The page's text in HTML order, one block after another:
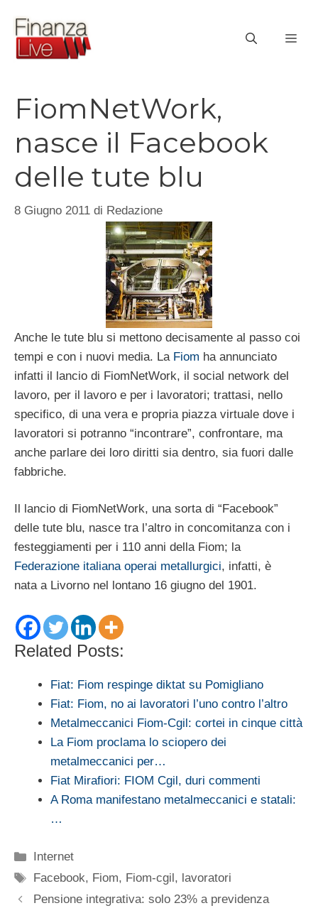
contenuto
FiomNetWork,
nasce il Facebook
delle tute blu
8 Giugno 2011 di Redazione
Anche le tute blu si mettono decisamente al passo coi
tempi e con i nuovi media. La Fiom ha annunciato
infatti il lancio di FiomNetWork, il social network del
lavoro, per il lavoro e per i lavoratori; trattasi, nello
specifico, di una vera e propria piazza virtuale dove i
lavoratori si potranno “incontrare”, confrontare, ma
anche parlare dei loro diritti sia dentro, sia fuori dalle
fabbriche.
Il lancio di FiomNetWork, una sorta di “Facebook”
delle tute blu, nasce tra l’altro in concomitanza con i
festeggiamenti per i 110 anni della Fiom; la
Federazione italiana operai metallurgici, infatti, è
nata a Livorno nel lontano 16 giugno del 1901.
Related Posts:
Fiat: Fiom respinge diktat su Pomigliano
Fiat: Fiom, no ai lavoratori l’uno contro l’altro
Metalmeccanici Fiom-Cgil: cortei in cinque città
La Fiom proclama lo sciopero dei
metalmeccanici per…
Fiat Mirafiori: FIOM Cgil, duri commenti
A Roma manifestano metalmeccanici e statali:
…
Categorie
Internet
Tag
Facebook, Fiom, Fiom-cgil , lavoratori
Pensione integrativa: solo 23% a previdenza